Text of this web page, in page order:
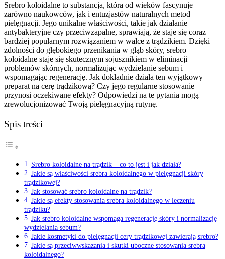
Srebro koloidalne to substancja, która od wieków fascynuje
zarówno naukowców, jak i entuzjastów naturalnych metod
pielęgnacji. Jego unikalne właściwości, takie jak działanie
antybakteryjne czy przeciwzapalne, sprawiają, że staje się coraz
bardziej popularnym rozwiązaniem w walce z trądzikiem. Dzięki
zdolności do głębokiego przenikania w głąb skóry, srebro
koloidalne staje się skutecznym sojusznikiem w eliminacji
problemów skórnych, normalizując wydzielanie sebum i
wspomagając regenerację. Jak dokładnie działa ten wyjątkowy
preparat na cerę trądzikową? Czy jego regularne stosowanie
przynosi oczekiwane efekty? Odpowiedzi na te pytania mogą
zrewolucjonizować Twoją pielęgnacyjną rutynę.
Spis treści
Srebro koloidalne na trądzik – co to jest i jak działa?
Jakie są właściwości srebra koloidalnego w pielęgnacji skóry
trądzikowej?
Jak stosować srebro koloidalne na trądzik?
Jakie są efekty stosowania srebra koloidalnego w leczeniu
trądziku?
Jak srebro koloidalne wspomaga regenerację skóry i normalizację
wydzielania sebum?
Jakie kosmetyki do pielęgnacji cery trądzikowej zawierają srebro?
Jakie są przeciwwskazania i skutki uboczne stosowania srebra
koloidalnego?